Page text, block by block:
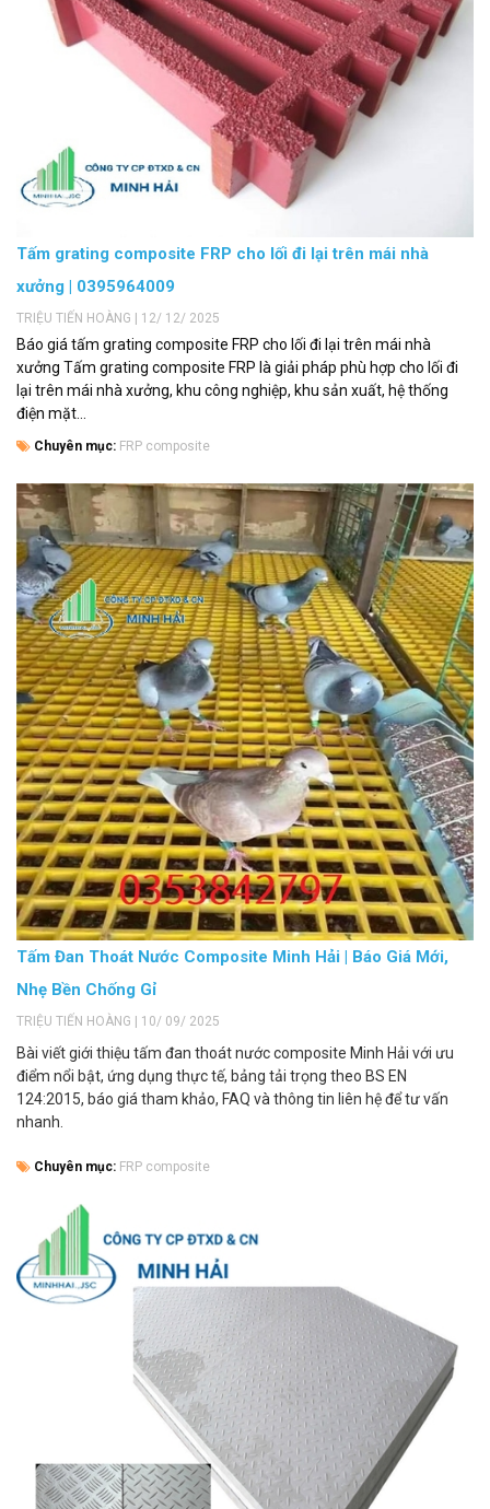
Tấm grating composite FRP cho lối đi lại trên mái nhà
xưởng | 0395964009
TRIỆU TIẾN HOÀNG | 12/ 12/ 2025
Báo giá tấm grating composite FRP cho lối đi lại trên mái nhà
xưởng Tấm grating composite FRP là giải pháp phù hợp cho lối đi
lại trên mái nhà xưởng, khu công nghiệp, khu sản xuất, hệ thống
điện mặt...
Chuyên mục: FRP composite
Tấm Đan Thoát Nước Composite Minh Hải | Báo Giá Mới,
Nhẹ Bền Chống Gỉ
TRIỆU TIẾN HOÀNG | 10/ 09/ 2025
Bài viết giới thiệu tấm đan thoát nước composite Minh Hải với ưu
điểm nổi bật, ứng dụng thực tế, bảng tải trọng theo BS EN
124:2015, báo giá tham khảo, FAQ và thông tin liên hệ để tư vấn
nhanh.
Chuyên mục: FRP composite